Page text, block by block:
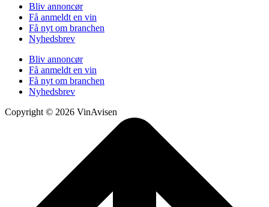
Bliv annoncør
Få anmeldt en vin
Få nyt om branchen
Nyhedsbrev
Bliv annoncør
Få anmeldt en vin
Få nyt om branchen
Nyhedsbrev
Copyright © 2026 VinAvisen